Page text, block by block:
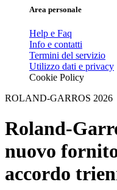
Area personale
Help e Faq
Info e contatti
Termini del servizio
Utilizzo dati e privacy
Cookie Policy
ROLAND-GARROS 2026
Roland-
nuovo
accordo